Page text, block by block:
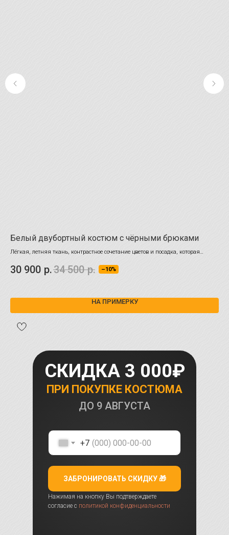
Белый двубортный костюм с чёрными брюками
Лёгкая, летняя ткань, контрастное сочетание цветов и посадка, которая
30 900 р.34 500 р. –10%
НА ПРИМЕРКУ
ПРИ ПОКУПКЕ КОСТЮМА
СКИДКА 3 000₽
ДО 9 АВГУСТА
+7
ЗАБРОНИРОВАТЬ СКИДКУ 🎁
Нажимая на кнопку Вы подтверждаете
согласие с политикой конфиденциальности